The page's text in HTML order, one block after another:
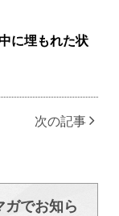
に埋もれた状
次の記事
ガでお知ら